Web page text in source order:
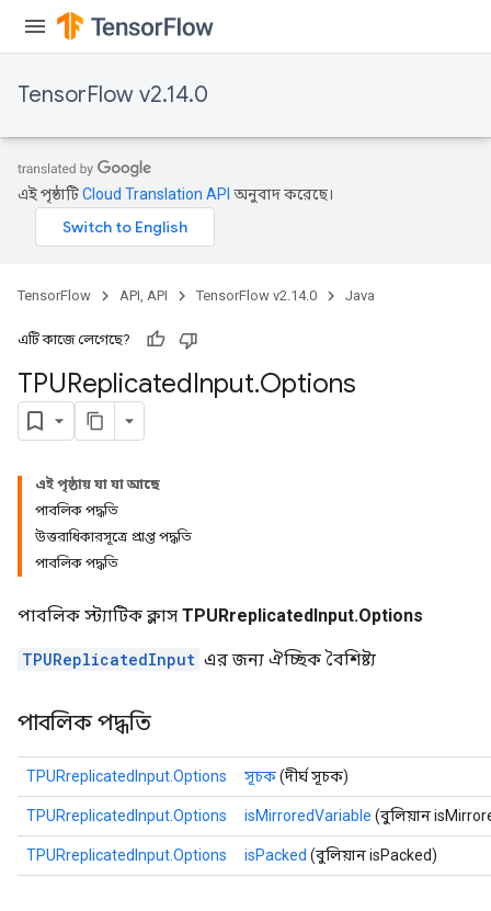
TensorFlow v2.14.0
এই পৃষ্ঠাটিCloud Translation API অনুবাদ করেছে।
TensorFlow API, API TensorFlow v2.14.0 Java
এটি কাজে লেগেছে?
TPUReplicatedInput.Options
এই পৃষ্ঠায় যা যা আছে
পাবলিক পদ্ধতি
উত্তরাধিকারসূত্রে প্রাপ্ত পদ্ধতি
পাবলিক পদ্ধতি
পাবলিক স্ট্যাটিক ক্লাস TPURreplicatedInput.Options
TPUReplicatedInput এর জন্য ঐচ্ছিক বৈশিষ্ট্য
পাবলিক পদ্ধতি
TPURreplicatedInput.Options সূচক(দীর্ঘ সূচক)
TPURreplicatedInput.Options isMirroredVariable (বুলিয়ান
TPURreplicatedInput.Options isPacked (বুলিয়ান isPacked)